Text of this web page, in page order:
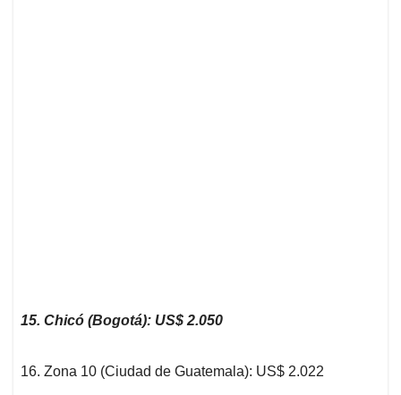
15. Chicó (Bogotá): US$ 2.050
16. Zona 10 (Ciudad de Guatemala): US$ 2.022